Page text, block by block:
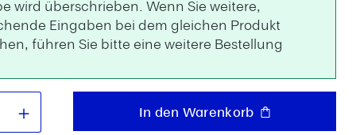
wird überschrieben. Wenn Sie weitere,
Eingaben bei dem gleichen Produkt
führen Sie bitte eine weitere Bestellung
Anzahl: Gib den gewünschten
In den Warenkorb